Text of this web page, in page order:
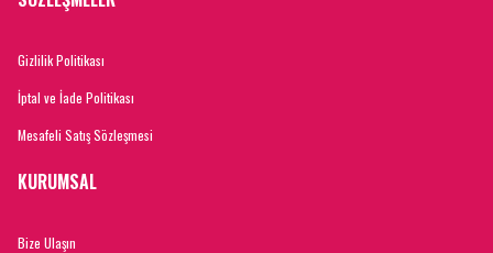
Gizlilik Politikası
İptal ve İade Politikası
Mesafeli Satış Sözleşmesi
KURUMSAL
Bize Ulaşın